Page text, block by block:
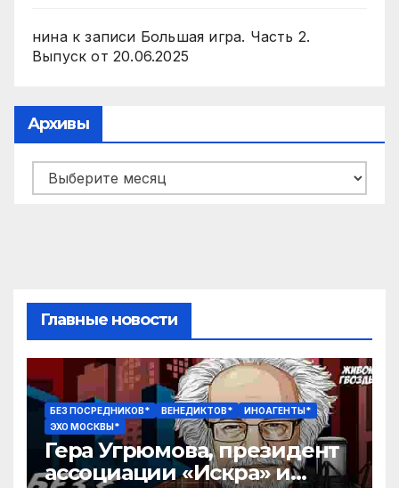
нинак записи Большая игра. Часть 2.
Выпуск от 20.06.2025
Архивы
Архивы
Главные новости
БЕЗ ПОСРЕДНИКОВ* ВЕНЕДИКТОВ*
ИНОАГЕНТЫ*
ЭХО МОСКВЫ*
Гера Угрюмова, президент
ассоциации «Искра» и